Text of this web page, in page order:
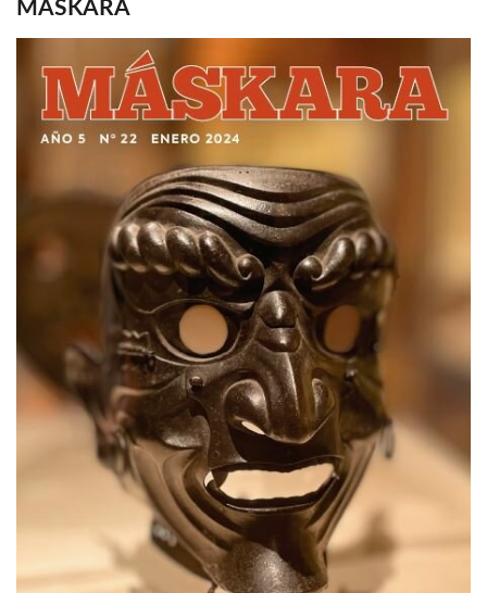
MASKARA